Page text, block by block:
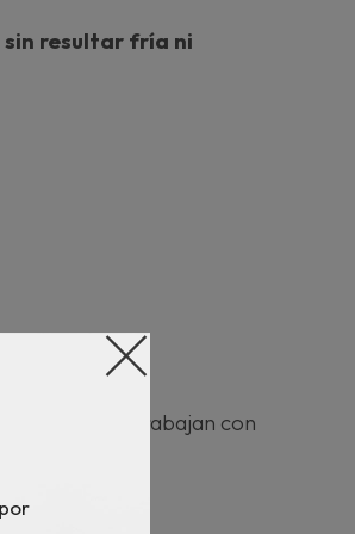
sin resultar fría ni
centros que trabajan con
la piel: